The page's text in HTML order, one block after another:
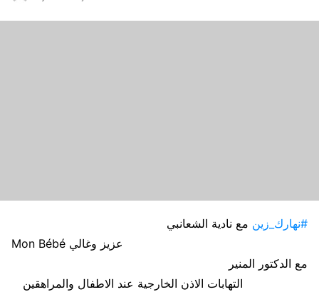
#نهارك_زين مع نادية الشعانبي
Mon Bébé عزيز وغالي
مع الدكتور المنير
التهابات الاذن الخارجية عند الاطفال والمراهقين